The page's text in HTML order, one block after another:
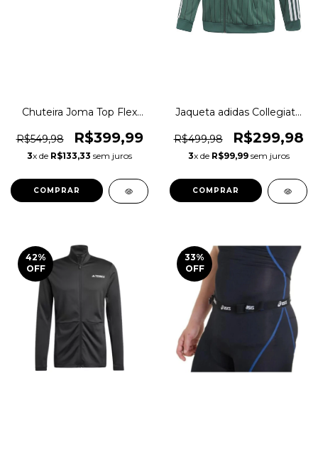
Chuteira Joma Top Flex
1magnus
R$549,98 R$399,99
3x de R$133,33 sem juros
COMPRAR
Jaqueta adidas Collegiate
1magnus
R$499,98 R$299,98
3x de R$99,99sem juros
COMPRAR
42%
OFF
33%
OFF